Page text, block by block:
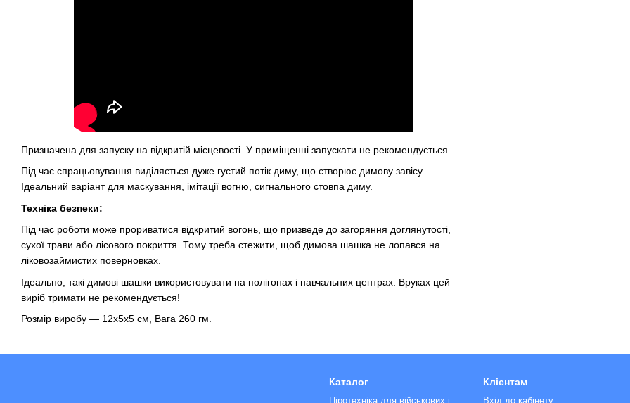
Призначена для запуску на відкритій місцевості. У приміщенні запускати не рекомендується.
Під час спрацьовування виділяється дуже густий потік диму, що створює димову завісу.
Ідеальний варіант для маскування, імітації вогню, сигнального стовпа диму.
Техніка безпеки:
Під час роботи може прориватися відкритий вогонь, що призведе до загоряння доглянутості,
сухої трави або лісового покриття. Тому треба стежити, щоб димова шашка не лопався на
ліковозаймистих поверновках.
Ідеально, такі димові шашки використовувати на полігонах і навчальних центрах. Вруках цей
виріб тримати не рекомендується!
Розмір виробу — 12х5х5 см, Вага 260 гм.
Каталог
Піротехніка для військових і
Клієнтам
Вхід до кабінету